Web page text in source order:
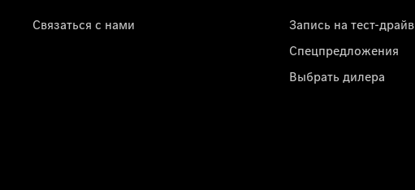
Связаться с нами
Запись на тест-драйв
Спецпредложения
Выбрать дилера